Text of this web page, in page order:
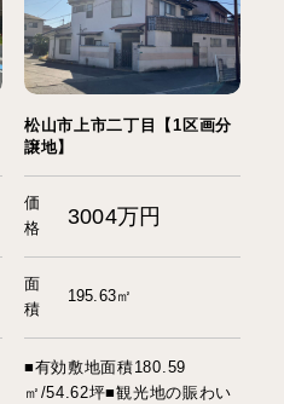
松山市上市二丁目【1区画分
譲地】
価
格
3004万円
面
積
195.63㎡
■有効敷地面積180.59
㎡/54.62坪■観光地の賑わい